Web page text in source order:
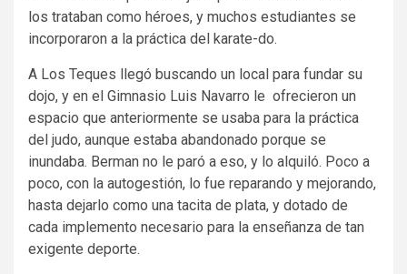
los trataban como héroes, y muchos estudiantes se
incorporaron a la práctica del karate-do.
A Los Teques llegó buscando un local para fundar su
dojo, y en el Gimnasio Luis Navarro le ofrecieron un
espacio que anteriormente se usaba para la práctica
del judo, aunque estaba abandonado porque se
inundaba. Berman no le paró a eso, y lo alquiló. Poco a
poco, con la autogestión, lo fue reparando y mejorando,
hasta dejarlo como una tacita de plata, y dotado de
cada implemento necesario para la enseñanza de tan
exigente deporte.